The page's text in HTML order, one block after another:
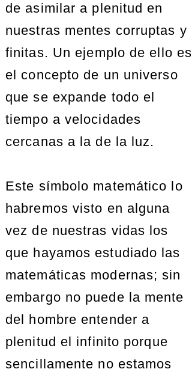
de asimilar a plenitud en
nuestras mentes corruptas y
finitas. Un ejemplo de ello es
el concepto de un universo
que se expande todo el
tiempo a velocidades
cercanas a la de la luz.
Este símbolo matemático lo
habremos visto en alguna
vez de nuestras vidas los
que hayamos estudiado las
matemáticas modernas; sin
embargo no puede la mente
del hombre entender a
plenitud el infinito porque
sencillamente no estamos